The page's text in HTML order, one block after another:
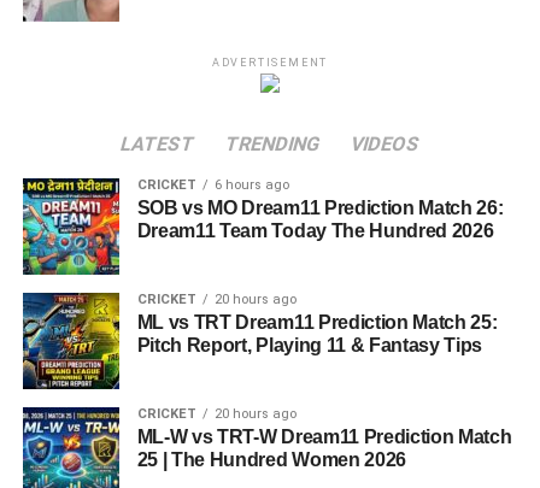
ADVERTISEMENT
LATEST TRENDING VIDEOS
CRICKET 6 hours ago
SOB vs MO Dream11 Prediction Match 26:
Dream11 Team Today The Hundred 2026
CRICKET 20 hours ago
ML vs TRT Dream11 Prediction Match 25:
Pitch Report, Playing 11 & Fantasy Tips
CRICKET 20 hours ago
ML-W vs TRT-W Dream11 Prediction Match
25 | The Hundred Women 2026